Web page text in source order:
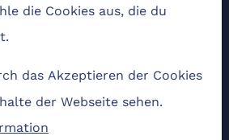
die Cookies aus, die du
das Akzeptieren der Cookies
der Webseite sehen.
DLC-Original